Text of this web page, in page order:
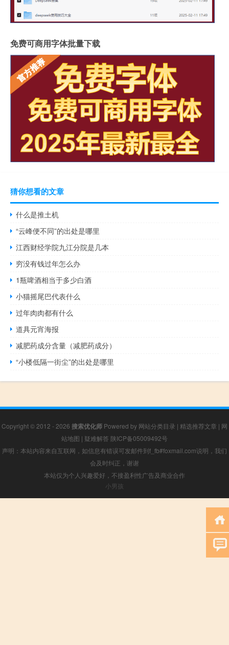
免费可商用字体批量下载
猜你想看的文章
什么是推土机
“云峰便不同”的出处是哪里
江西财经学院九江分院是几本
穷没有钱过年怎么办
1瓶啤酒相当于多少白酒
小猫摇尾巴代表什么
过年肉肉都有什么
道具元宵海报
减肥药成分含量（减肥药成分）
“小楼低隔一街尘”的出处是哪里
Copyright © 2012 - 2026 搜索优化师 Powered by 网站分类目录 | 精选推荐文章 | 网
站地图 | 疑难解答 陕ICP备05009492号
声明：本站内容来自互联网，如信息有错误可发邮件到f_fb#foxmail.com说明，我们
会及时纠正，谢谢
本站仅为个人兴趣爱好，不接盈利性广告及商业合作
小男孩